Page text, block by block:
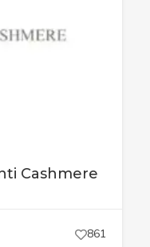
Cashmere
861